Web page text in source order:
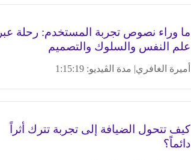
ما وراء نصوص تجربة المستخدم: رحلة عبر
علم النفس والسلوك والتصميم
أميرة الغافري| مدة الڤيديو: 1:15:19
كيف تتحول الضيافة إلى تجربة تترك أثراً
دائماً؟